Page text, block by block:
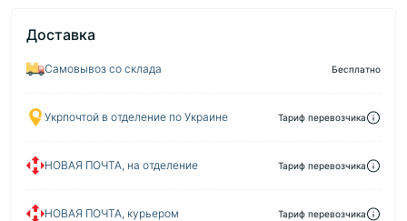
Доставка
Самовывоз со склада Бесплатно
Укрпочтой в отделение по Украине Тариф перевозчика
НОВАЯ ПОЧТА, на отделение Тариф перевозчика
НОВАЯ ПОЧТА, курьером Тариф перевозчика